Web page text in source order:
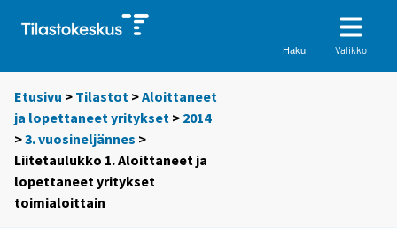
Haku Valikko
Etusivu > Tilastot >Aloittaneet
ja lopettaneet yritykset > 2014
>3. vuosineljännes >
Liitetaulukko 1. Aloittaneet ja
lopettaneet yritykset
toimialoittain